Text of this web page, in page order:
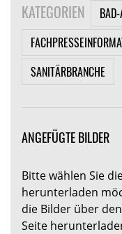
KATEGORIEN
SANITÄRBRANCHE
ANGEFÜGTE BILDER
Bitte wählen Sie
herunterladen
die Bilder über
Seite